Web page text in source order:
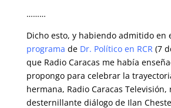
………
Dicho esto, y habiendo admitido en
programa de Dr. Político en RCR(7
que Radio Caracas me había
propongo para celebrar la
hermana, Radio Caracas Televisión,
desternillante diálogo de Ilan